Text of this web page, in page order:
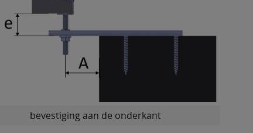
bevestiging aan de onderkant